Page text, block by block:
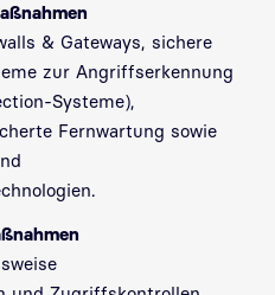
& Gateways, sichere
zur Angriffserkennung
Systeme),
Fernwartung sowie